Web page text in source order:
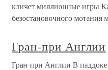
кличет миллионные игры
безостановочного
Гран-при Англии
Гран-при Англии В паддоке